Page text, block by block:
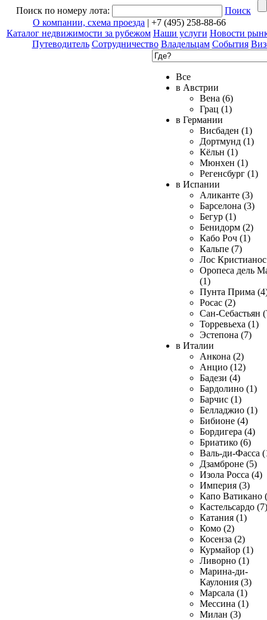
Поиск по номеру лота:
Поиск
О компании, схема проезда | +7 (495) 258-88-66
Каталог недвижимости за рубежом Наши услуги Новости
Путеводитель Сотрудничество Владельцам События
Все
в Австрии
Вена (6)
Грац (1)
в Германии
Висбаден (1)
Дортмунд (1)
Кёльн (1)
Мюнхен (1)
Регенсбург (1)
в Испании
Аликанте (3)
Барселона (3)
Бегур (1)
Бенидорм (2)
Кабо Роч (1)
Кальпе (7)
Лос
Оропеса дель
(1)
Пунта Прима
Росас (2)
Сан-Себастьян
Торревьеха (1)
Эстепона (7)
в Италии
Анкона (2)
Анцио (12)
Бадези (4)
Бардолино (1)
Барчис (1)
Белладжио (1)
Бибионе (4)
Бордигера (4)
Бриатико (6)
Валь-ди-Фасса
Дзамброне (5)
Изола Росса (4)
Империя (3)
Капо Ватикано
Кастельсардо (7)
Катания (1)
Комо (2)
Косенза (2)
Курмайор (1)
Ливорно (1)
Марина-ди-
Каулония (3)
Марсала (1)
Мессина (1)
Милан (3)